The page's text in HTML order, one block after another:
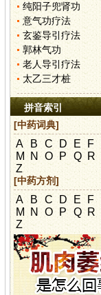
纯阳子兜肾功
意气功疗法
玄鉴导引疗法
郭林气功
老人导引疗法
太乙三才桩
拼音索引
[中药词典]
A B C D E F
M N O P Q R
Z
[中药方剂]
A B C D E F
M N O P Q R
Z